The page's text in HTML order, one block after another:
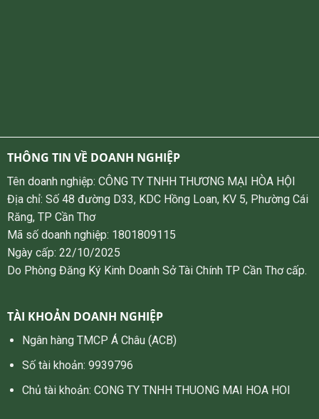
THÔNG TIN VỀ DOANH NGHIỆP
Tên doanh nghiệp: CÔNG TY TNHH THƯƠNG MẠI HÒA HỘI
Địa chỉ: Số 48 đường D33, KDC Hồng Loan, KV 5, Phường Cái
Răng, TP Cần Thơ
Mã số doanh nghiệp: 1801809115
Ngày cấp: 22/10/2025
Do Phòng Đăng Ký Kinh Doanh Sở Tài Chính TP Cần Thơ cấp.
TÀI KHOẢN DOANH NGHIỆP
Ngân hàng TMCP Á Châu (ACB)
Số tài khoản: 9939796
Chủ tài khoản: CONG TY TNHH THUONG MAI HOA HOI